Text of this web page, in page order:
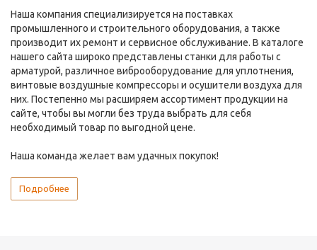
Наша компания специализируется на поставках
промышленного и строительного оборудования, а также
производит их ремонт и сервисное обслуживание. В каталоге
нашего сайта широко представлены станки для работы с
арматурой, различное виброоборудование для уплотнения,
винтовые воздушные компрессоры и осушители воздуха для
них. Постепенно мы расширяем ассортимент продукции на
сайте, чтобы вы могли без труда выбрать для себя
необходимый товар по выгодной цене.
Наша команда желает вам удачных покупок!
Подробнее